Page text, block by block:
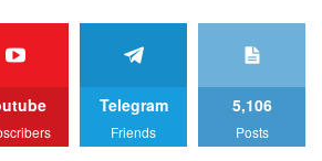
and ask to help us implement our plan
press "Like" below the video.
ролик от команды "Гей-альянс
Telegram
Friends
5,106
Posts